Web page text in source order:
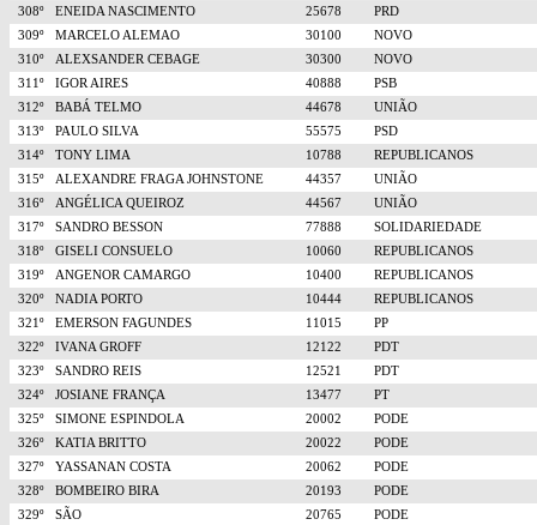
308º
ENEIDA NASCIMENTO 25678
PRD
309º
MARCELO ALEMAO 30100
NOVO
310º
ALEXSANDER CEBAGE 30300
NOVO
311º
IGOR AIRES 40888
PSB
312º
BABÁ TELMO 44678
UNIÃO
313º
PAULO SILVA 55575
PSD
314º
TONY LIMA 10788
REPUBLICANOS
315º
ALEXANDRE FRAGA JOHNSTONE 44357
UNIÃO
316º
ANGÉLICA QUEIROZ 44567
UNIÃO
317º
SANDRO BESSON 77888
SOLIDARIEDADE
318º
GISELI CONSUELO 10060
REPUBLICANOS
319º
ANGENOR CAMARGO 10400
REPUBLICANOS
320º
NADIA PORTO 10444
REPUBLICANOS
321º
EMERSON FAGUNDES 11015
PP
322º
IVANA GROFF 12122
PDT
323º
SANDRO REIS 12521
PDT
324º
JOSIANE FRANÇA 13477
PT
325º
SIMONE ESPINDOLA 20002
PODE
326º
KATIA BRITTO 20022
PODE
327º
YASSANAN COSTA 20062
PODE
328º
BOMBEIRO BIRA 20193
PODE
329º
SÃO 20765 PODE